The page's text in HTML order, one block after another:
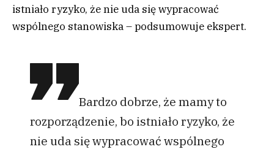
istniało ryzyko, że nie uda się wypracować
wspólnego stanowiska – podsumowuje ekspert.
Bardzo dobrze, że mamy to
rozporządzenie, bo istniało ryzyko, że
nie uda się wypracować wspólnego